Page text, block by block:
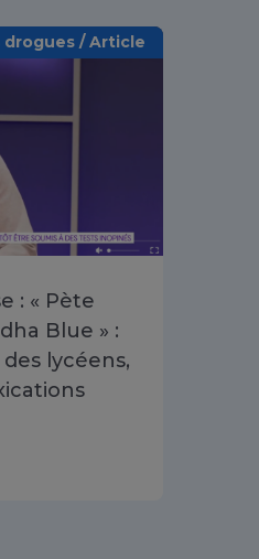
/ Article
: « Pète
Blue » :
lycéens,